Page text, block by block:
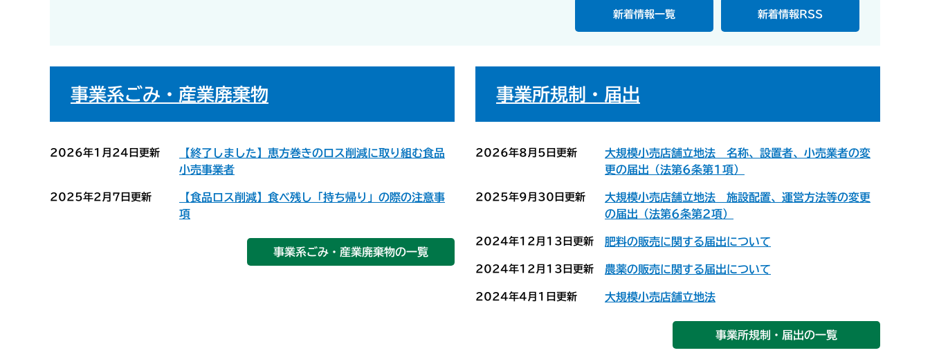
新着情報一覧 新着情報RSS
事業系ごみ・産業廃棄物
2026年1月24日更新
【終了しました】恵方巻きのロス削減に取り組む食品
小売事業者
2025年2月7日更新
【食品ロス削減】食べ残し「持ち帰り」の際の注意事
項
事業系ごみ・産業廃棄物の一覧
事業所規制・届出
2026年8月5日更新
大規模小売店舗立地法 名称、設置者、小売業者の変
更の届出（法第6条第1項）
2025年9月30日更新
大規模小売店舗立地法 施設配置、運営方法等の変更
の届出（法第6条第2項）
2024年12月13日更新 肥料の販売に関する届出について
2024年12月13日更新 農薬の販売に関する届出について
2024年4月1日更新 大規模小売店舗立地法
事業所規制・届出の一覧